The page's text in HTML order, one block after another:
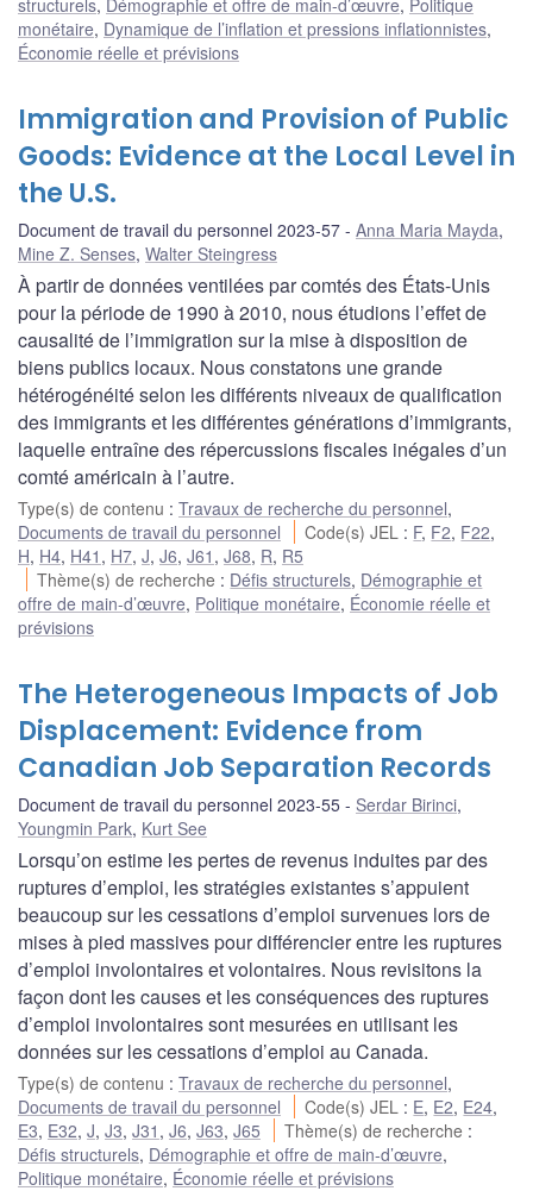
monétaire, Dynamique de l’inflation et pressions inflationnistes,
Économie réelle et prévisions
Immigration and Provision of Public
Goods: Evidence at the Local Level in
the U.S.
Document de travail du personnel 2023-57 Anna Maria Mayda,
Mine Z. Senses, Walter Steingress
À partir de données ventilées par comtés des États-Unis
pour la période de 1990 à 2010, nous étudions l’effet de
causalité de l’immigration sur la mise à disposition de
biens publics locaux. Nous constatons une grande
hétérogénéité selon les différents niveaux de qualification
des immigrants et les différentes générations d’immigrants,
laquelle entraîne des répercussions fiscales inégales d’un
comté américain à l’autre.
Type(s) de contenu : Travaux de recherche du personnel,
Documents de travail du personnel
Code(s) JEL : F, F2, F22,
H, H4, H41 , H7, J, J6, J61 , J68, R, R5
Thème(s) de recherche : Défis structurels, Démographie et
offre de main-d’œuvre, Politique monétaire, Économie réelle et
prévisions
The Heterogeneous Impacts of Job
Displacement: Evidence from
Canadian Job Separation Records
Document de travail du personnel 2023-55 Serdar Birinci,
Youngmin Park, Kurt See
Lorsqu’on estime les pertes de revenus induites par des
ruptures d’emploi, les stratégies existantes s’appuient
beaucoup sur les cessations d’emploi survenues lors de
mises à pied massives pour différencier entre les ruptures
d’emploi involontaires et volontaires. Nous revisitons la
façon dont les causes et les conséquences des ruptures
d’emploi involontaires sont mesurées en utilisant les
données sur les cessations d’emploi au Canada.
Type(s) de contenu : Travaux de recherche du personnel,
Documents de travail du personnel
Code(s) JEL : E, E2, E24,
E3, E32, J, J3, J31 , J6, J63, J65 Thème(s) de recherche :
Défis structurels, Démographie et offre de main-d’œuvre,
Politique monétaire, Économie réelle et prévisions